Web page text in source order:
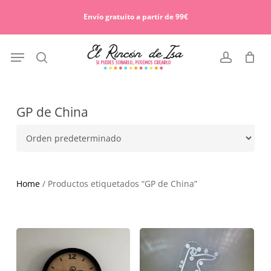
Envío gratuito a partir de 99€
search account
Menu
Cart
GP de China
Home/ Productos etiquetados “GP de China”